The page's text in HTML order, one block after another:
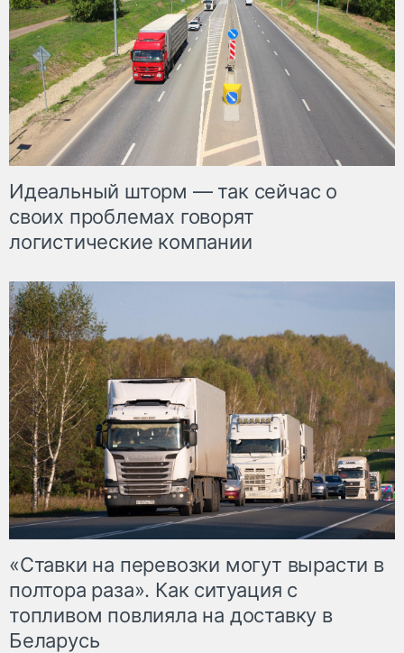
Идеальный шторм — так сейчас о
своих проблемах говорят
логистические компании
«Ставки на перевозки могут вырасти в
полтора раза». Как ситуация с
топливом повлияла на доставку в
Беларусь